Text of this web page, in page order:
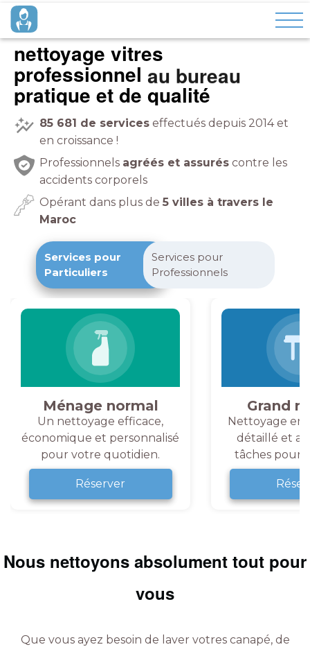
nettoyage vitres
professionnel à domicile
pratique et de qualité
85 681 de services effectués depuis 2014 et
en croissance !
Professionnels agréés et assurés contre les
accidents corporels
Opérant dans plus de 5 villes à travers le
Maroc
Services pour
Particuliers
Services pour
Professionnels
Ménage normal
Un nettoyage efficace,
économique et personnalisé
pour votre quotidien.
Réserver
Grand
Nettoyage en
détaillé et
tâches pour
Nous nettoyons absolument tout pour
vous
Que vous ayez besoin de laver votres canapé, de